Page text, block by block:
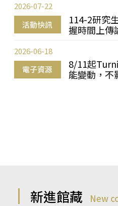
活動快訊
114-2研究
握時間上傳
2026-07-22
電子資源
8/11起
能變動，不
2026-06-18
新進館藏 New